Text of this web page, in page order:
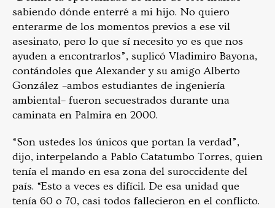
sabiendo dónde enterré a mi hijo. No quiero
enterarme de los momentos previos a ese vil
asesinato, pero lo que sí necesito yo es que nos
ayuden a encontrarlos”, suplicó Vladimiro Bayona,
contándoles que Alexander y su amigo Alberto
González –ambos estudiantes de ingeniería
ambiental– fueron secuestrados durante una
caminata en Palmira en 2000.
“Son ustedes los únicos que portan la verdad”,
dijo, interpelando a Pablo Catatumbo Torres, quien
tenía el mando en esa zona del suroccidente del
país. “Esto a veces es difícil. De esa unidad que
tenía 60 o 70, casi todos fallecieron en el conflicto.